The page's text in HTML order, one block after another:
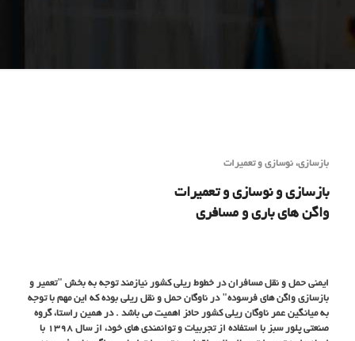
بازسازی، نوسازی و تعمیرات
بازسازی و نوسازی و تعمیرات
واگن های باری و مسافری
ایمنی حمل و نقل مسافران در خطوط ریلی کشور نیازمند توجه به بخش "تعمیر و
بازسازی واگن های فرسوده" در ناوگان حمل و نقل ریلی بوده که این مهم با توجه
به میانگین عمر ناوگان ریلی کشور حائز اهمیت می باشد . در همین راستا، گروه
صنعتی پلور سبز با استفاده از تجربیات و توانمندی های خود، از سال ۱۳۹۸ با